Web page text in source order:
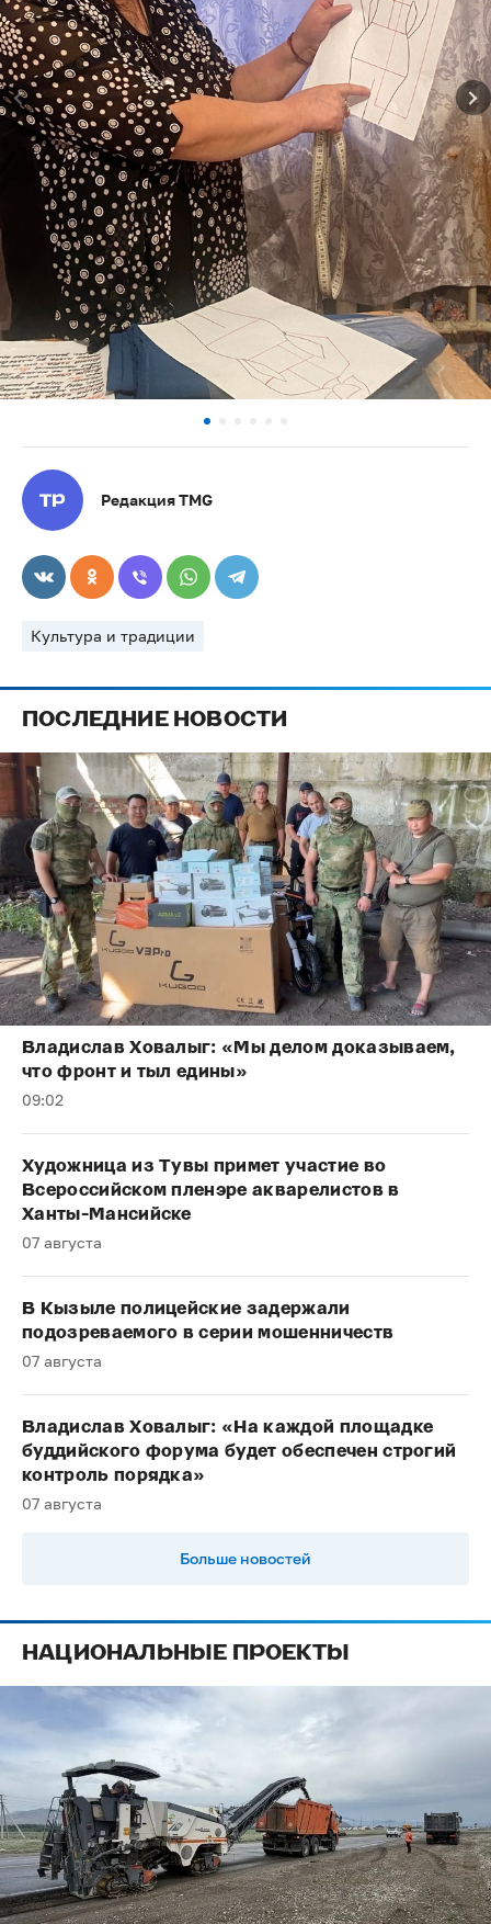
Редакция TMG
Культура и традиции
ПОСЛЕДНИЕ НОВОСТИ
Владислав Ховалыг: «Мы делом доказываем,
что фронт и тыл едины»
09:02
Художница из Тувы примет участие во
Всероссийском пленэре акварелистов в
Ханты-Мансийске
07 августа
В Кызыле полицейские задержали
подозреваемого в серии мошенничеств
07 августа
Владислав Ховалыг: «На каждой площадке
буддийского форума будет обеспечен строгий
контроль порядка»
07 августа
Больше новостей
НАЦИОНАЛЬНЫЕ ПРОЕКТЫ